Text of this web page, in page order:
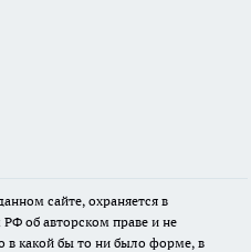
сайте, охраняется в
РФ об авторском праве и не
в какой бы то ни было форме, в